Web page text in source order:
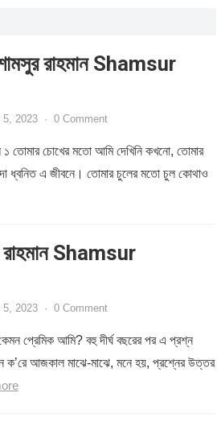
রাহমান Shamsur
5, 2023 · 0 Comment
১ তোমার চোখের মতো আমি দেখিনি কখনো, তোমার
ধ্বনিত এ জীবনে। তোমার চুলের মতো চুল কোথাও
Shamsur
5, 2023 · 0 Comment
প্রেমিক আমি? বহু দীর্ঘ বছরের পর এ প্রশ্ন
ক’রে আজকাল মাঝে-মাঝে, মনে হয়, প্রশ্নের উত্তর